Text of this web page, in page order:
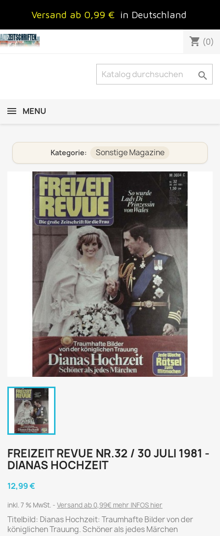
Versand ab 0,99 € in Deutschland
shopping_cart (0)

MENU
Kategorie: Sonstige Magazine
FREIZEIT REVUE NR.32 / 30 JULI 1981 -
DIANAS HOCHZEIT
12,99 €
inkl. 7 % MwSt. Versand ab 0,99€ mehr INFOS hier
Titelbild: Dianas Hochzeit: Traumhafte Bilder von der
königlichen Trauung. Schöner als jedes Märchen